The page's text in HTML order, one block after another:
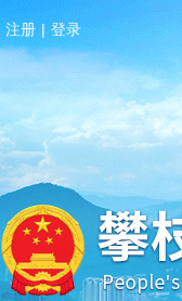
注册 | 登录